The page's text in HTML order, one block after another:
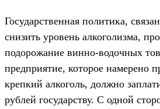
Государственная политика,
снизить уровень алкоголизма,
подорожание винно-водочных
предприятие, которое намерено
крепкий алкоголь, должно
рублей государству. С одной